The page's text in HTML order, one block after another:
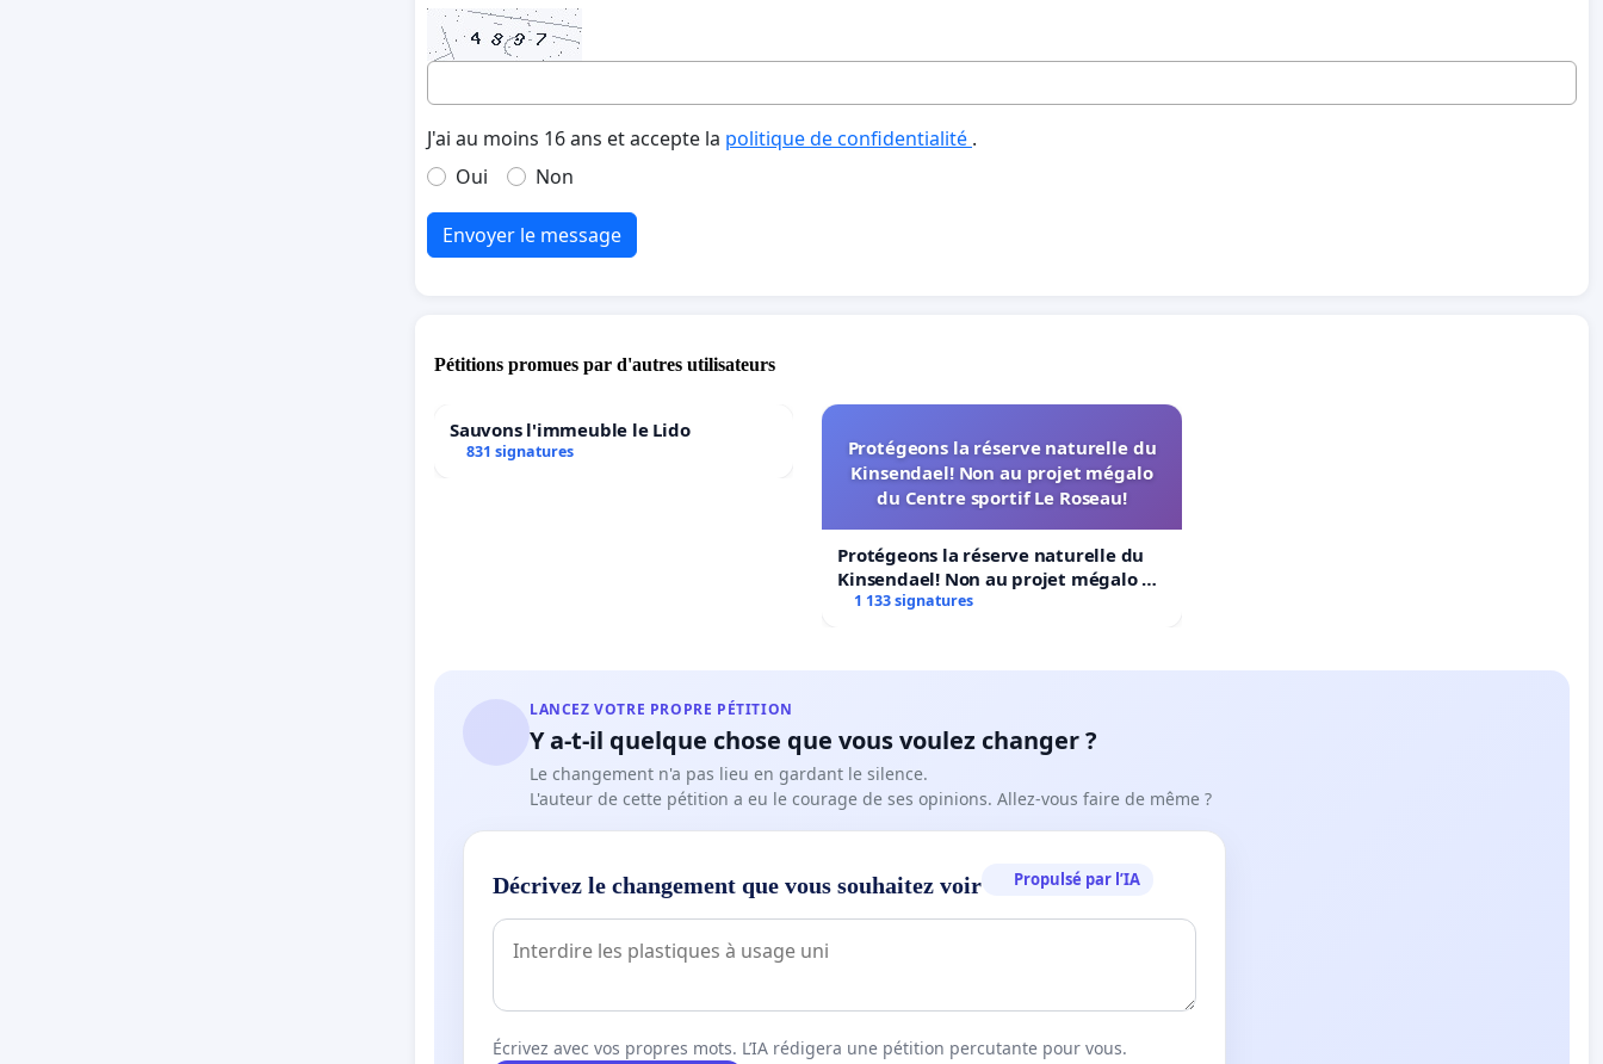
J'ai au moins 16 ans et accepte la politique de confidentialité .
Oui
Non
Envoyer le message
Pétitions promues par d'autres utilisateurs
Sauvons l'immeuble le Lido
831 signatures
Protégeons la réserve naturelle du
Kinsendael! Non au projet mégalo
du Centre sportif Le Roseau!
Protégeons la réserve naturelle du
Kinsendael! Non au projet mégalo du
Centre sportif Le Roseau!
1 133 signatures
LANCEZ VOTRE PROPRE PÉTITION
Y a-t-il quelque chose que vous voulez changer ?
Le changement n'a pas lieu en gardant le silence.
L'auteur de cette pétition a eu le courage de ses opinions. Allez-vous faire de même ?
Décrivez le changement que vous souhaitez voir Propulsé par l’IA
Écrivez avec vos propres mots. L’IA rédigera une pétition percutante pour vous.